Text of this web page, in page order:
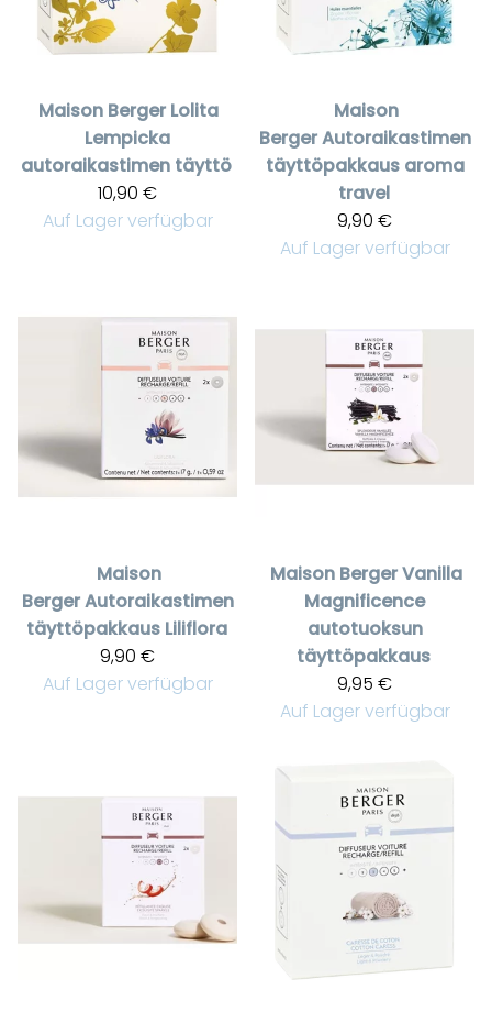
Maison Berger Lolita
Lempicka
autoraikastimen täyttö
10,90 €
Auf Lager verfügbar
Maison
BergerAutoraikastimen
täyttöpakkaus aroma
travel
9,90 €
Auf Lager verfügbar
Maison
BergerAutoraikastimen
täyttöpakkaus Liliflora
9,90 €
Auf Lager verfügbar
Maison BergerVanilla
Magnificence
autotuoksun
täyttöpakkaus
9,95 €
Auf Lager verfügbar